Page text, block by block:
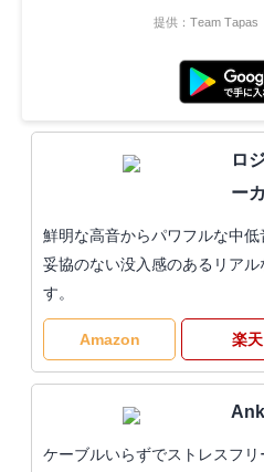
提供：Team Tapas
ロ
ー
鮮明な高音からパワフルな中
妥協のない没入感のあるリア
す。
Amazon 楽天
ケーブルいらずでストレスフ